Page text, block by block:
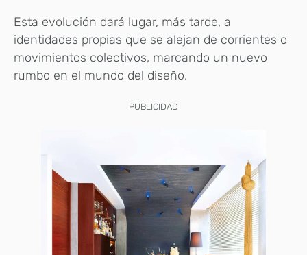
Esta evolución dará lugar, más tarde, a
identidades propias que se alejan de corrientes o
movimientos colectivos, marcando un nuevo
rumbo en el mundo del diseño.
PUBLICIDAD